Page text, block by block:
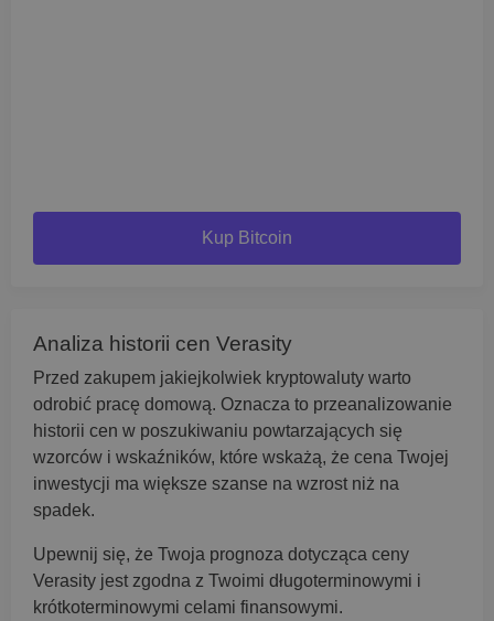
Kup Bitcoin
Analiza historii cen Verasity
Przed zakupem jakiejkolwiek kryptowaluty warto
odrobić pracę domową. Oznacza to przeanalizowanie
historii cen w poszukiwaniu powtarzających się
wzorców i wskaźników, które wskażą, że cena Twojej
inwestycji ma większe szanse na wzrost niż na
spadek.
Upewnij się, że Twoja prognoza dotycząca ceny
Verasity jest zgodna z Twoimi długoterminowymi i
krótkoterminowymi celami finansowymi.